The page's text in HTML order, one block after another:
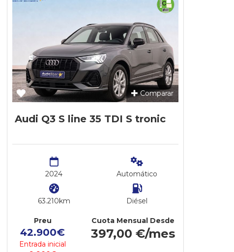
Comparar
Audi Q3 S line 35 TDI S tronic
2024
63.210km
Automático
Diésel
Preu
42.900€
Entrada inicial
Cuota Mensual Desde
397,00 €/mes